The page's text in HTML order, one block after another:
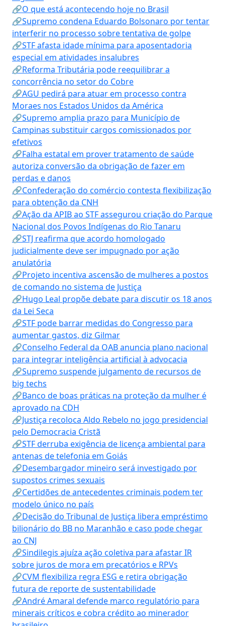
🔗O que está acontecendo hoje no Brasil
🔗Supremo condena Eduardo Bolsonaro por tentar
interferir no processo sobre tentativa de golpe
🔗STF afasta idade mínima para aposentadoria
especial em atividades insalubres
🔗Reforma Tributária pode reequilibrar a
concorrência no setor do Cobre
🔗AGU pedirá para atuar em processo contra
Moraes nos Estados Unidos da América
🔗Supremo amplia prazo para Município de
Campinas substituir cargos comissionados por
efetivos
🔗Falha estatal em prover tratamento de saúde
autoriza conversão da obrigação de fazer em
perdas e danos
🔗Confederação do comércio contesta flexibilização
para obtenção da CNH
🔗Ação da APIB ao STF assegurou criação do Parque
Nacional dos Povos Indígenas do Rio Tanaru
🔗STJ reafirma que acordo homologado
judicialmente deve ser impugnado por ação
anulatória
🔗Projeto incentiva ascensão de mulheres a postos
de comando no sistema de Justiça
🔗Hugo Leal propõe debate para discutir os 18 anos
da Lei Seca
🔗STF pode barrar medidas do Congresso para
aumentar gastos, diz Gilmar
🔗Conselho Federal da OAB anuncia plano nacional
para integrar inteligência artificial à advocacia
🔗Supremo suspende julgamento de recursos de
big techs
🔗Banco de boas práticas na proteção da mulher é
aprovado na CDH
🔗Justiça recoloca Aldo Rebelo no jogo presidencial
pelo Democracia Cristã
🔗STF derruba exigência de licença ambiental para
antenas de telefonia em Goiás
🔗Desembargador mineiro será investigado por
supostos crimes sexuais
🔗Certidões de antecedentes criminais podem ter
modelo único no país
🔗Decisão do Tribunal de Justiça libera empréstimo
bilionário do BB no Maranhão e caso pode chegar
ao CNJ
🔗Sindilegis ajuíza ação coletiva para afastar IR
sobre juros de mora em precatórios e RPVs
🔗CVM flexibiliza regra ESG e retira obrigação
futura de reporte de sustentabilidade
🔗André Amaral defende marco regulatório para
minerais críticos e cobra crédito ao minerador